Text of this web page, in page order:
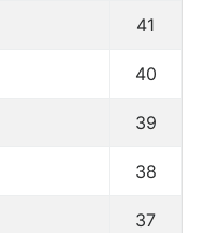
41
40
39
38
37